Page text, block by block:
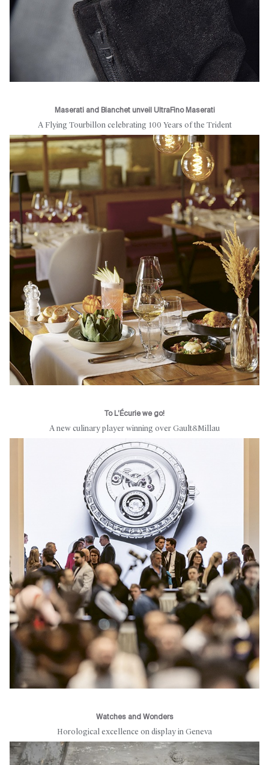
Maserati and Bianchet unveil UltraFino Maserati
A Flying Tourbillon celebrating 100 Years of the Trident
To L’Écurie we go!
A new culinary player winning over Gault&Millau
Watches and Wonders
Horological excellence on display in Geneva